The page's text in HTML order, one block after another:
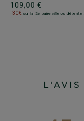
109,00 €
-30€ sur la 2e paire ville ou détente
L'AVIS